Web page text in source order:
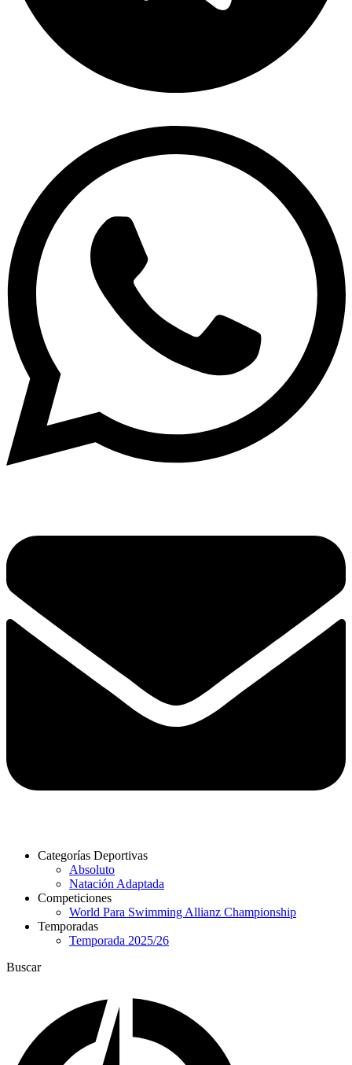
Categorías Deportivas
Absoluto
Natación Adaptada
Competiciones
World Para Swimming Allianz Championship
Temporadas
Temporada 2025/26
Buscar